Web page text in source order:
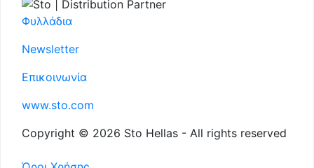
Φυλλάδια
Newsletter
Επικοινωνία
www.sto.com
Copyright © 2026 Sto Hellas - All rights reserved